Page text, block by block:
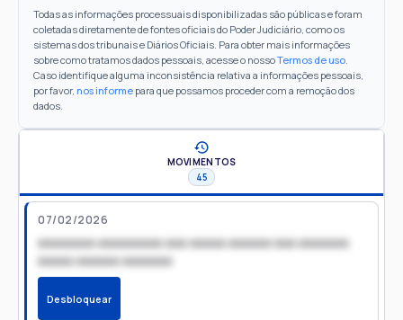
Todas as informações processuais disponibilizadas são públicas e foram
coletadas diretamente de fontes oficiais do Poder Judiciário, como os
sistemas dos tribunais e Diários Oficiais. Para obter mais informações
sobre como tratamos dados pessoais, acesse o nossoTermos de uso.
Caso identifique alguma inconsistência relativa a informações pessoais,
por favor, nos informe para que possamos proceder com a remoção dos
dados.
MOVIMENTOS
45
07/02/2026
xxxxxxxx xxxxxxxxx xxx xxxxx xxxxxx xxx xxxxxxx
xxxxx xxxxxx xxxxxxx
Desbloquear